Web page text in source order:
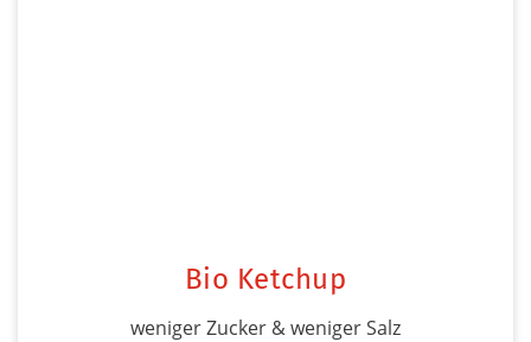
Bio Ketchup
weniger Zucker & weniger Salz